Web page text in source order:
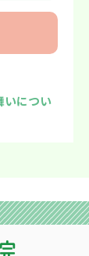
いについ